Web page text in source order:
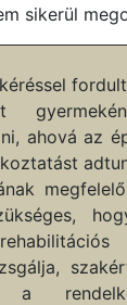
sikerül
ahová az
a